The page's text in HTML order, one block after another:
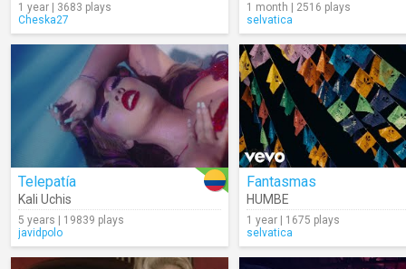
1 year | 3683 plays
Cheska27
1 month | 2516 plays
selvatica
Telepatía
Kali Uchis
5 years | 19839 plays
javidpolo
Fantasmas
HUMBE
1 year | 1675 plays
selvatica